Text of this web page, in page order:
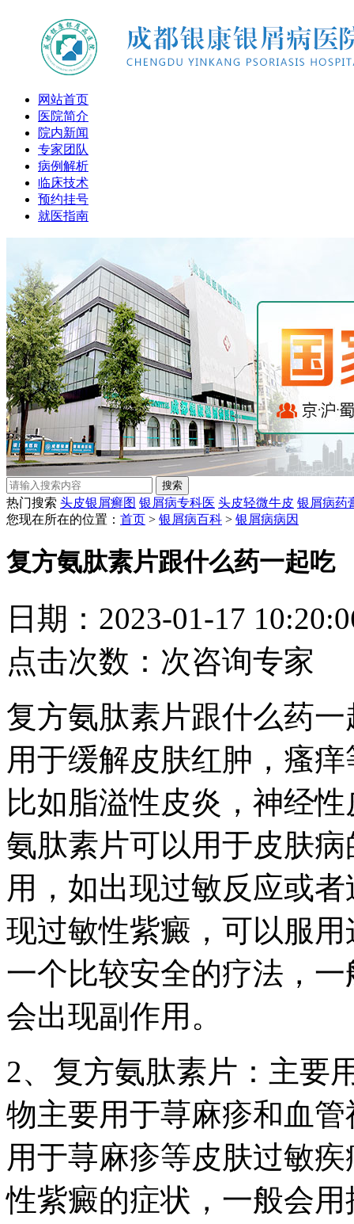
网站首页
医院简介
院内新闻
专家团队
病例解析
临床技术
预约挂号
就医指南
热门搜索 头皮银屑癣图 银屑病专科医 头皮轻微牛皮 银屑病药
您现在所在的位置： 首页 > 银屑病百科 > 银屑病病因
复方氨肽素片跟什么药一起吃
日期：2023-01-17
点击次数： 次咨询专家
复方氨肽素片跟什么药
用于缓解皮肤红肿，瘙
比如脂溢性皮炎，神经
氨肽素片可以用于皮肤
用，如出现过敏反应或
现过敏性紫癜，可以服
一个比较安全的疗法，
会出现副作用。
2、复方氨肽素片：主要
物主要用于荨麻疹和血
用于荨麻疹等皮肤过敏
性紫癜的症状，一般会